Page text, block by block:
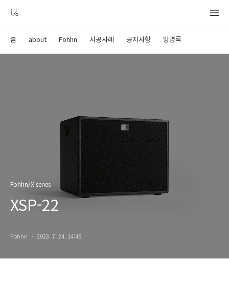
홈 about Fohhn 시공사례 공지사항 방명록
Fohhn/X series
XSP-22
Fohhn 2023. 7. 24. 14:45